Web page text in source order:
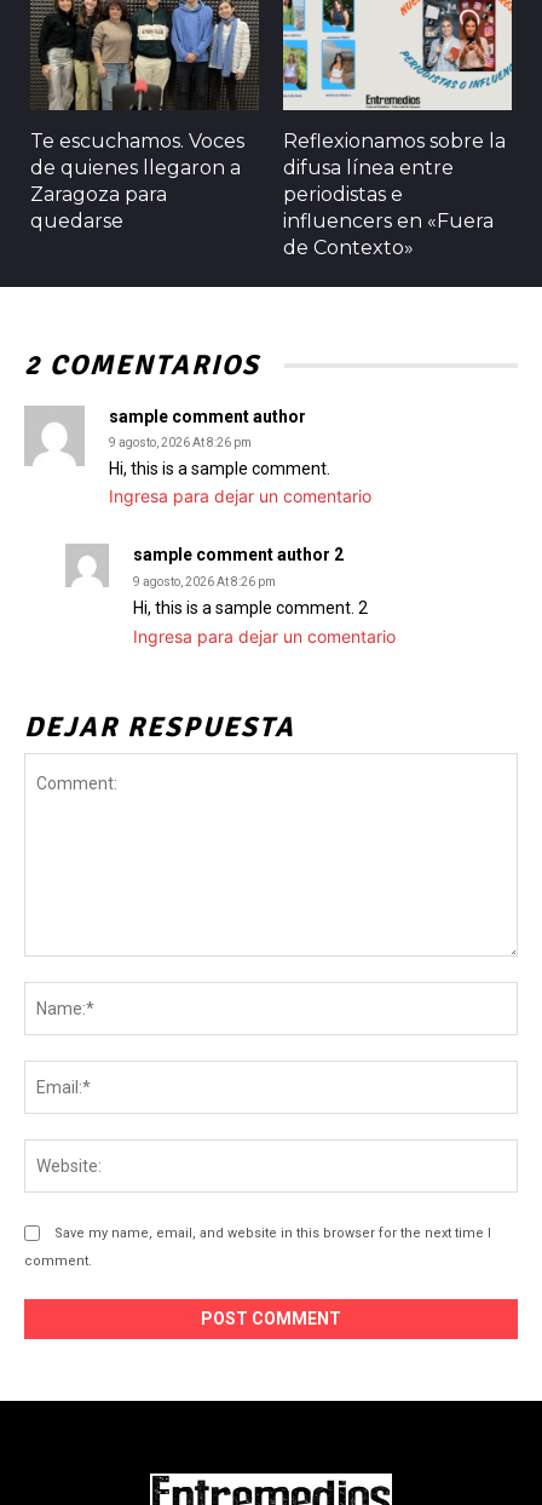
Te escuchamos. Voces
de quienes llegaron a
Zaragoza para
quedarse
Reflexionamos sobre la
difusa línea entre
periodistas e
influencers en «Fuera
de Contexto»
2 COMENTARIOS
sample comment author
9 agosto, 2026 At 8:26 pm
Hi, this is a sample comment.
Ingresa para dejar un comentario
sample comment author 2
9 agosto, 2026 At 8:26 pm
Hi, this is a sample comment. 2
Ingresa para dejar un comentario
DEJAR RESPUESTA
Save my name, email, and website in this browser for the next time I
comment.